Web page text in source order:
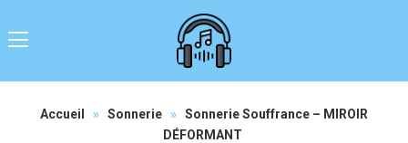
Accueil » Sonnerie » Sonnerie Souffrance – MIROIR
DÉFORMANT